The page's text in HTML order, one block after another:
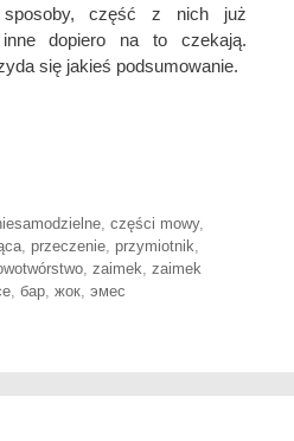
część z nich już
dopiero na to czekają.
się jakieś podsumowanie.
części mowy,
przeczenie przymiotnik
zaimek zaimek
бар жок эмес